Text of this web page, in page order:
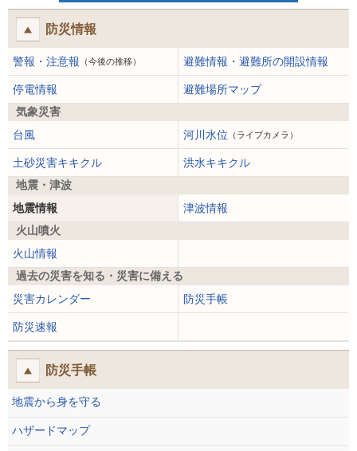
防災情報
警報・注意報 （今後の推移） 避難情報・避難所の開設情報
停電情報
避難場所マップ
気象災害
台風
河川水位 （ライブカメラ）
土砂災害キキクル
洪水キキクル
地震・津波
地震情報
津波情報
火山噴火
火山情報
過去の災害を知る・災害に備える
災害カレンダー
防災手帳
防災速報
防災手帳
地震から身を守る
ハザードマップ